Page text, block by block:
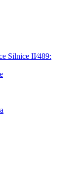
Silnice II⁄489: